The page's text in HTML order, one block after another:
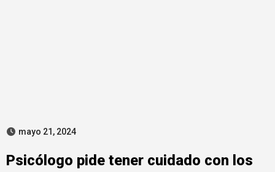
mayo 21, 2024
Psicólogo pide tener cuidado con los